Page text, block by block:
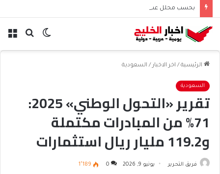
بحث الوضع
الرئيسية / اخر الاخبار / السعودية
السعودية
تقرير «التحول الوطني» 2025:
71% من المبادرات مكتملة
و119.2 مليار ريال استثمارات
أجنبية مباشرة
فريق التحرير يونيو 9, 2026 0 1٬189